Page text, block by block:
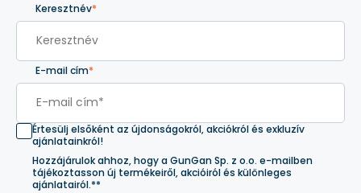
Keresztnév*
E-mail cím*
Értesülj elsőként az újdonságokról, akciókról és exkluzív
ajánlatainkról!
Hozzájárulok ahhoz, hogy a GunGan Sp. z o.o. e-mailben
tájékoztasson új termékeiről, akcióiról és különleges
ajánlatairól.**